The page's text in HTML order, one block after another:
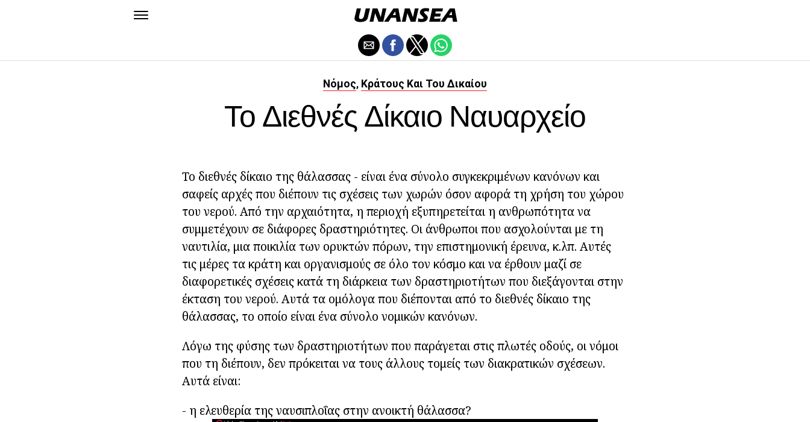
Νόμος, Κράτους Και Του Δικαίου
Το Διεθνές Δίκαιο Ναυαρχείο
Το διεθνές δίκαιο της θάλασσας - είναι ένα σύνολο συγκεκριμένων κανόνων και
σαφείς αρχές που διέπουν τις σχέσεις των χωρών όσον αφορά τη χρήση του χώρου
του νερού. Από την αρχαιότητα, η περιοχή εξυπηρετείται η ανθρωπότητα να
συμμετέχουν σε διάφορες δραστηριότητες. Οι άνθρωποι που ασχολούνται με τη
ναυτιλία, μια ποικιλία των ορυκτών πόρων, την επιστημονική έρευνα, κ.λπ. Αυτές
τις μέρες τα κράτη και οργανισμούς σε όλο τον κόσμο και να έρθουν μαζί σε
διαφορετικές σχέσεις κατά τη διάρκεια των δραστηριοτήτων που διεξάγονται στην
έκταση του νερού. Αυτά τα ομόλογα που διέπονται από το διεθνές δίκαιο της
θάλασσας, το οποίο είναι ένα σύνολο νομικών κανόνων.
Λόγω της φύσης των δραστηριοτήτων που παράγεται στις πλωτές οδούς, οι νόμοι
που τη διέπουν, δεν πρόκειται να τους άλλους τομείς των διακρατικών σχέσεων.
Αυτά είναι:
- η ελευθερία της ναυσιπλοΐας στην ανοικτή θάλασσα?